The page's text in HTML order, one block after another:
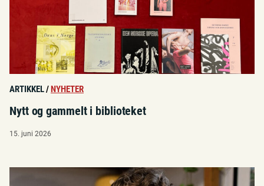
ARTIKKEL/NYHETER
Nytt og gammelt i biblioteket
15. juni 2026